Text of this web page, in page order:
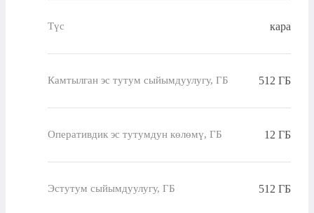
Түс кара
Камтылган эс тутум сыйымдуулугу, ГБ 512 ГБ
Оперативдик эс тутумдун көлөмү, ГБ 12 ГБ
Эстутум сыйымдуулугу, ГБ 512 ГБ